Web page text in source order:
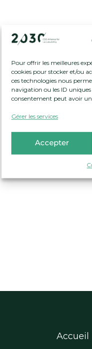
Pour offrir les meilleures
cookies pour stocker et/ou
ces technologies nous
navigation ou les ID
consentement peut avoir
Gérer les services
Accepter
Accueil